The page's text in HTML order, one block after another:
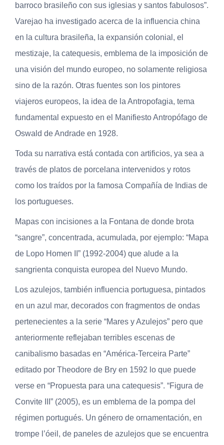
barroco brasileño con sus iglesias y santos fabulosos”.
Varejao ha investigado acerca de la influencia china
en la cultura brasileña, la expansión colonial, el
mestizaje, la catequesis, emblema de la imposición de
una visión del mundo europeo, no solamente religiosa
sino de la razón. Otras fuentes son los pintores
viajeros europeos, la idea de la Antropofagia, tema
fundamental expuesto en el Manifiesto Antropófago de
Oswald de Andrade en 1928.
Toda su narrativa está contada con artificios, ya sea a
través de platos de porcelana intervenidos y rotos
como los traídos por la famosa Compañía de Indias de
los portugueses.
Mapas con incisiones a la Fontana de donde brota
“sangre”, concentrada, acumulada, por ejemplo: “Mapa
de Lopo Homen II” (1992-2004) que alude a la
sangrienta conquista europea del Nuevo Mundo.
Los azulejos, también influencia portuguesa, pintados
en un azul mar, decorados con fragmentos de ondas
pertenecientes a la serie “Mares y Azulejos” pero que
anteriormente reflejaban terribles escenas de
canibalismo basadas en “América-Terceira Parte”
editado por Theodore de Bry en 1592 lo que puede
verse en “Propuesta para una catequesis”. “Figura de
Convite III” (2005), es un emblema de la pompa del
régimen portugués. Un género de ornamentación, en
trompe l’óeil, de paneles de azulejos que se encuentra